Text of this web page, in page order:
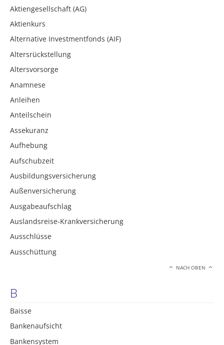
Aktiengesellschaft (AG)
Aktienkurs
Alternative Investmentfonds (AIF)
Altersrückstellung
Altersvorsorge
Anamnese
Anleihen
Anteilschein
Assekuranz
Aufhebung
Aufschubzeit
Ausbildungsversicherung
Außenversicherung
Ausgabeaufschlag
Auslandsreise-Krankversicherung
Ausschlüsse
Ausschüttung
NACH OBEN
B
Baisse
Bankenaufsicht
Bankensystem